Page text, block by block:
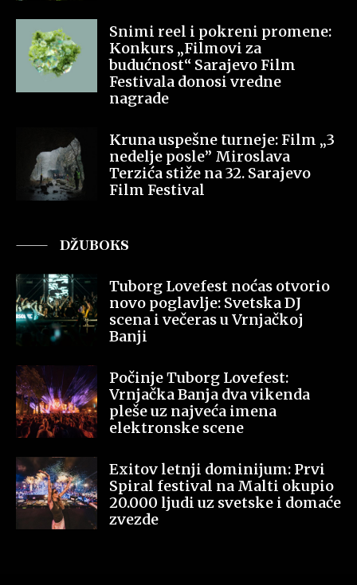
Snimi reel i pokreni promene:
Konkurs „Filmovi za
budućnost“ Sarajevo Film
Festivala donosi vredne
nagrade
Kruna uspešne turneje: Film „3
nedelje posle” Miroslava
Terzića stiže na 32. Sarajevo
Film Festival
DŽUBOKS
Tuborg Lovefest noćas otvorio
novo poglavlje: Svetska DJ
scena i večeras u Vrnjačkoj
Banji
Počinje Tuborg Lovefest:
Vrnjačka Banja dva vikenda
pleše uz najveća imena
elektronske scene
Exitov letnji dominijum: Prvi
Spiral festival na Malti okupio
20.000 ljudi uz svetske i domaće
zvezde